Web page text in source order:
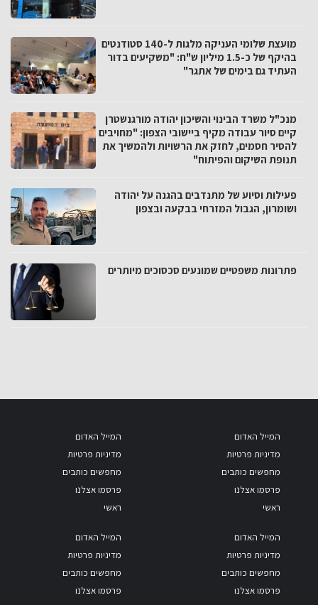
מועצת שלומי העניקה מלגות ל-140 סטודנטים
בהיקף של כ-1.5 מיליון ש"ח: "משקיעים בדור
העתיד גם בימים של אתגר"
מנכ"ל משרד הבינוי והשיכון יהודה מורגנשטרן
קיים סיור עבודה מקיף ביישובי הצפון: "מחויבים
להסיר חסמים, לחזק את הרשויות ולהמשיך את
תנופת השיקום והפיתוח"
פעילות וסיוע של מתנדבים בהגנה על יהודה
ושומרון, הגבול המזרחי בבקעה ובצפון
פתרונות משפטיים שמונעים סכסוכים מיותרים
המייל האדום
מדיניות פרטיות
מחפשים כותבים
פרסמו אצלנו
ראשי
המייל האדום
מדיניות פרטיות
מחפשים כותבים
פרסמו אצלנו
ראשי
המייל האדום
מדיניות פרטיות
מחפשים כותבים
פרסמו אצלנו
המייל האדום
מדיניות פרטיות
מחפשים כותבים
פרסמו אצלנו